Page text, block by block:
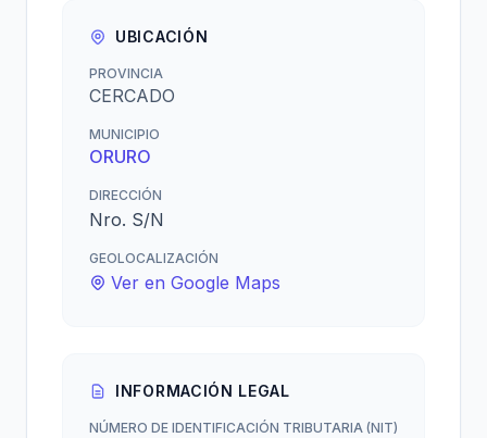
UBICACIÓN
PROVINCIA
CERCADO
MUNICIPIO
ORURO
DIRECCIÓN
Nro. S/N
GEOLOCALIZACIÓN
Ver en Google Maps
INFORMACIÓN LEGAL
NÚMERO DE IDENTIFICACIÓN TRIBUTARIA (NIT)